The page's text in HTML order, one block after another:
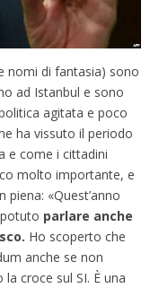
nomi di fantasia) sono
ad Istanbul e sono
agitata e poco
ha vissuto il periodo
e come i cittadini
molto importante, e
«Quest’anno
parlare anche
Ho scoperto che
anche se non
croce sul SI. È una